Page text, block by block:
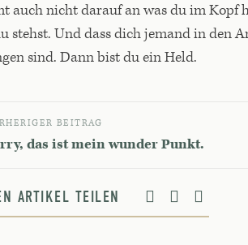
auch nicht darauf an was du im Kopf
stehst. Und dass dich jemand in den
sind. Dann bist du ein Held.
BEITRAG
das ist mein wunder Punkt.
ARTIKEL TEILEN